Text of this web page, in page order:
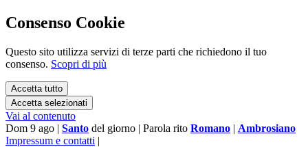
Consenso Cookie
Questo sito utilizza servizi di terze parti che richiedono il tuo
consenso. Scopri di più
Accetta tutto
Accetta selezionati
Vai al contenuto
Dom 9 ago | Santo del giorno | Parola rito Romano | Ambrosiano
Impressum e contatti |